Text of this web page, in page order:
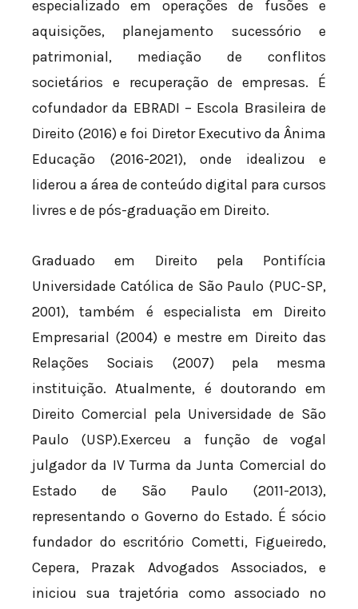
especializado em operações de fusões e
aquisições, planejamento sucessório e
patrimonial, mediação de conflitos
societários e recuperação de empresas. É
cofundador da EBRADI – Escola Brasileira de
Direito (2016) e foi Diretor Executivo da Ânima
Educação (2016-2021), onde idealizou e
liderou a área de conteúdo digital para cursos
livres e de pós-graduação em Direito.
Graduado em Direito pela Pontifícia
Universidade Católica de São Paulo (PUC-SP,
2001), também é especialista em Direito
Empresarial (2004) e mestre em Direito das
Relações Sociais (2007) pela mesma
instituição. Atualmente, é doutorando em
Direito Comercial pela Universidade de São
Paulo (USP).Exerceu a função de vogal
julgador da IV Turma da Junta Comercial do
Estado de São Paulo (2011-2013),
representando o Governo do Estado. É sócio
fundador do escritório Cometti, Figueiredo,
Cepera, Prazak Advogados Associados, e
iniciou sua trajetória como associado no